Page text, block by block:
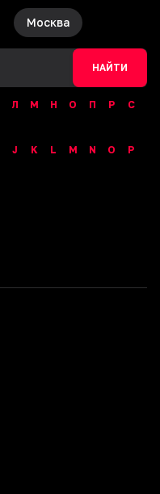
Москва
НАЙТИ
Л М Н О П Р
С
J K L M N O
P